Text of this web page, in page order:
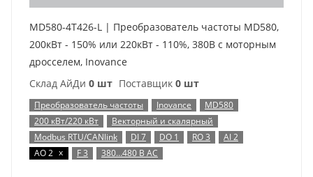
MD580-4T426-L | Преобразователь частоты MD580,
200кВт - 150% или 220кВт - 110%, 380В с моторным
дросселем, Inovance
Склад АйДи 0 шт Поставщик 0 шт
Преобразователь частоты Inovance
MD580
200 кВт/220 кВт
Векторный и скалярный
Modbus RTU/CANlink
DI 7 DO 1 RO 3
AI 2
AO 2 x F 3 380…480 В AC